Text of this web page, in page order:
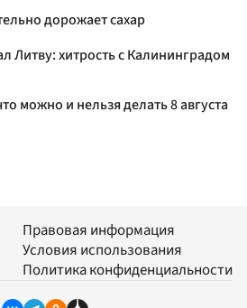
дорожает сахар
Литву: хитрость с Калининградом
можно и нельзя делать 8 августа
Правовая информация
Условия использования
Политика конфиденциальности